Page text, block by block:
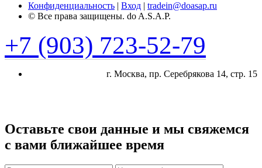
Конфиденциальность | Вход | tradein@doasap.ru
© Все права защищены. do A.S.A.P.
+7 (903) 723-52-79
г. Москва, пр. Cеребрякова 14, стр. 15
Оставьте свои данные и мы свяжемся
с вами ближайшее время